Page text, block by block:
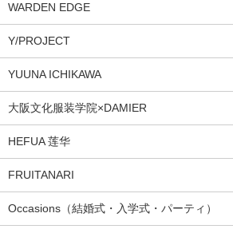
WARDEN EDGE
Y/PROJECT
YUUNA ICHIKAWA
大阪文化服装学院×DAMIER
HEFUA 莲华
FRUITANARI
Occasions（結婚式・入学式・パーティ）